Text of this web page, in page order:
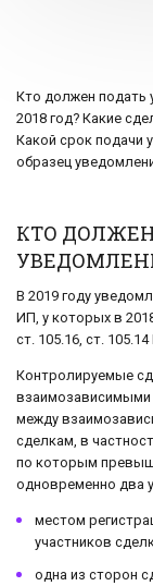
Кто должен подать
2018 год? Какие
Какой срок подачи
образец
КТО
В 2019 году
ИП, у которых в
ст. 105.16, ст.
Контролируемые
взаимозависимыми
между
сделкам, в
по которым
одновременно два
местом
участников
одна из сторон